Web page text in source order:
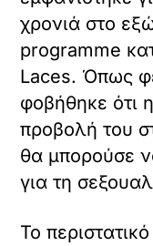
χρονιά στο
programme
Laces. Όπως
φοβήθηκε ότι
προβολή του
θα μπορούσε
για τη
Το